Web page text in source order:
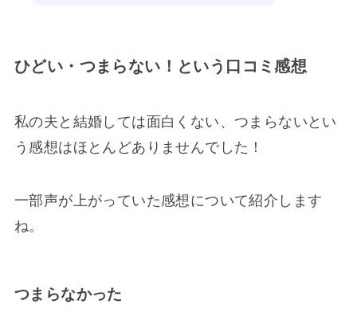
ひどい・つまらない！という口コミ感想
私の夫と結婚しては面白くない、つまらないとい
う感想はほとんどありませんでした！
一部声が上がっていた感想について紹介します
ね。
つまらなかった